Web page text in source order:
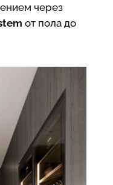
через
от пола до